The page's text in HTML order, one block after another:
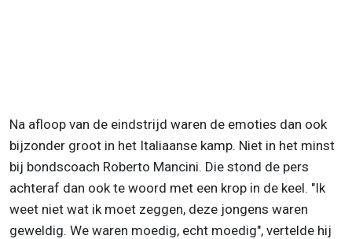
Na afloop van de eindstrijd waren de emoties dan ook
bijzonder groot in het Italiaanse kamp. Niet in het minst
bij bondscoach Roberto Mancini. Die stond de pers
achteraf dan ook te woord met een krop in de keel. "Ik
weet niet wat ik moet zeggen, deze jongens waren
geweldig. We waren moedig, echt moedig", vertelde hij